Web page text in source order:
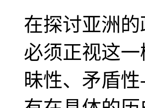
在探讨亚洲
必须正视这
昧性、矛盾